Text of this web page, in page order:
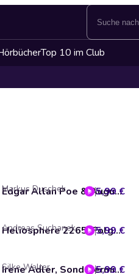
Top 10 im Club
Edgar Allan Poe & Auguste Dupin, Folge 23: Der falsche Saphir
Markus Duschek 5,99 €
Heliosphere 2265, Folge: Endspiel
Andreas Suchanek 5,99 €
Irene Adler, Sonderermittlerin der Krone, Folge 18: Tausend Gesichter
Silke Walter 5,99 €